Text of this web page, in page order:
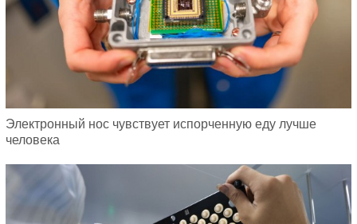
Электронный нос чувствует испорченную еду лучше
человека